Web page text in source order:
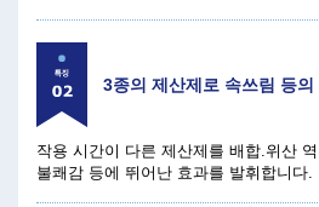
3종의 제산제로 속쓰림 등의
작용 시간이 다른 제산제를 배합.위산
불쾌감 등에 뛰어난 효과를 발휘합니다.